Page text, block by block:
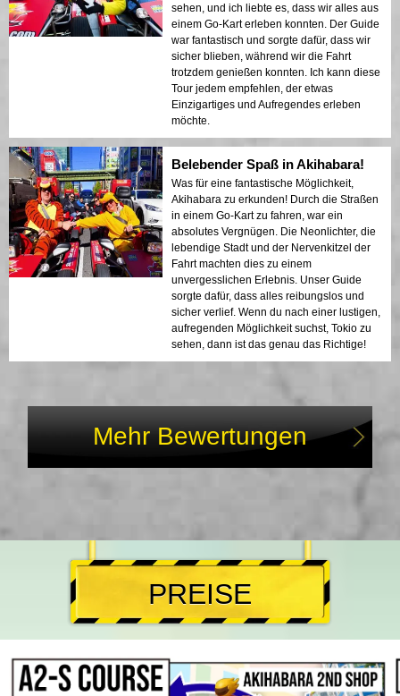
sehen, und ich liebte es, dass wir alles aus
einem Go-Kart erleben konnten. Der Guide
war fantastisch und sorgte dafür, dass wir
sicher blieben, während wir die Fahrt
trotzdem genießen konnten. Ich kann diese
Tour jedem empfehlen, der etwas
Einzigartiges und Aufregendes erleben
möchte.
Belebender Spaß in Akihabara!
Was für eine fantastische Möglichkeit,
Akihabara zu erkunden! Durch die Straßen
in einem Go-Kart zu fahren, war ein
absolutes Vergnügen. Die Neonlichter, die
lebendige Stadt und der Nervenkitzel der
Fahrt machten dies zu einem
unvergesslichen Erlebnis. Unser Guide
sorgte dafür, dass alles reibungslos und
sicher verlief. Wenn du nach einer lustigen,
aufregenden Möglichkeit suchst, Tokio zu
sehen, dann ist das genau das Richtige!
Mehr Bewertungen
PREISE